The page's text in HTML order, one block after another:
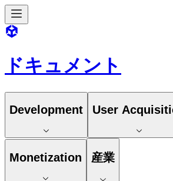
ドキュメント
Development User
Monetization 産業